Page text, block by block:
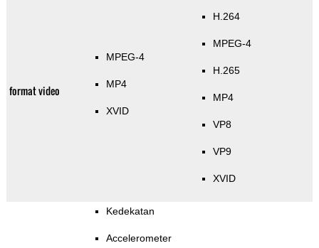
format video
MPEG-4
MP4
XVID
H.264
MPEG-4
H.265
MP4
VP8
VP9
XVID
Kedekatan
Accelerometer